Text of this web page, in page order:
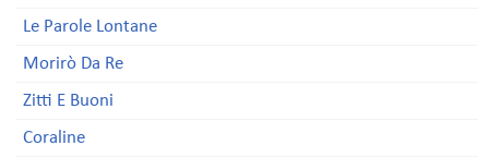
Le Parole Lontane
Morirò Da Re
Zitti E Buoni
Coraline